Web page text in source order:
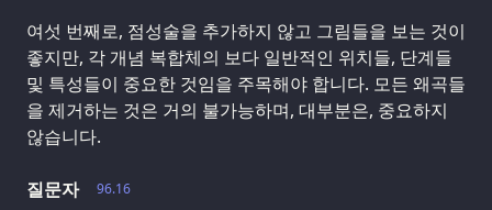
여섯 번째로, 점성술을 추가하지 않고 그림들을 보는 것이
좋지만, 각 개념 복합체의 보다 일반적인 위치들, 단계들
및 특성들이 중요한 것임을 주목해야 합니다. 모든 왜곡들
을 제거하는 것은 거의 불가능하며, 대부분은, 중요하지
않습니다.
96.16
질문자